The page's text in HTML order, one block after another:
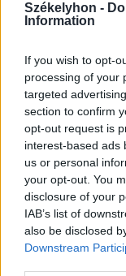
Székelyhon -
Information
If you wish to opt-
processing of your
targeted
section to confirm
opt-out request is
interest-based ads
us or personal
your opt-out. You
disclosure of your
IAB’s list of
also be disclosed
Downstream
2026.
Románia
csalidrón
frissítve